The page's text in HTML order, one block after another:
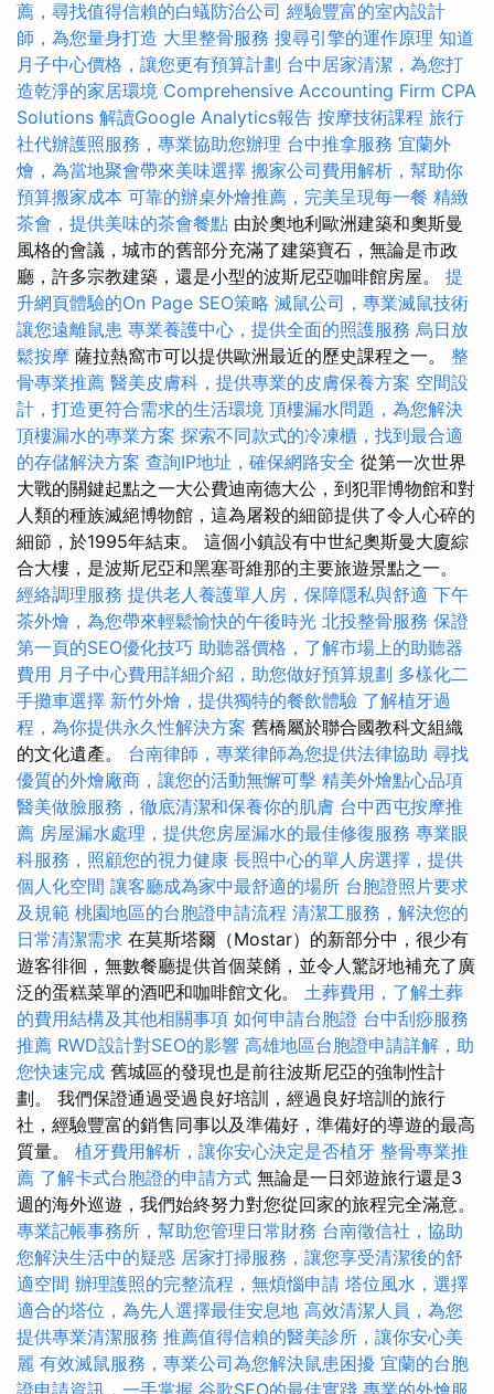
薦，尋找值得信賴的白蟻防治公司 經驗豐富的室內設計
師，為您量身打造 大里整骨服務 搜尋引擎的運作原理 知道
月子中心價格，讓您更有預算計劃 台中居家清潔，為您打
造乾淨的家居環境 Comprehensive Accounting Firm CPA
Solutions 解讀Google Analytics報告 按摩技術課程 旅行
社代辦護照服務，專業協助您辦理 台中推拿服務 宜蘭外
燴，為當地聚會帶來美味選擇 搬家公司費用解析，幫助你
預算搬家成本 可靠的辦桌外燴推薦，完美呈現每一餐 精緻
茶會，提供美味的茶會餐點 由於奧地利歐洲建築和奧斯曼
風格的會議，城市的舊部分充滿了建築寶石，無論是市政
廳，許多宗教建築，還是小型的波斯尼亞咖啡館房屋。 提
升網頁體驗的On Page SEO策略 滅鼠公司，專業滅鼠技術
讓您遠離鼠患 專業養護中心，提供全面的照護服務 烏日放
鬆按摩 薩拉熱窩市可以提供歐洲最近的歷史課程之一。 整
骨專業推薦 醫美皮膚科，提供專業的皮膚保養方案 空間設
計，打造更符合需求的生活環境 頂樓漏水問題，為您解決
頂樓漏水的專業方案 探索不同款式的冷凍櫃，找到最合適
的存儲解決方案 查詢IP地址，確保網路安全 從第一次世界
大戰的關鍵起點之一大公費迪南德大公，到犯罪博物館和對
人類的種族滅絕博物館，這為屠殺的細節提供了令人心碎的
細節，於1995年結束。 這個小鎮設有中世紀奧斯曼大廈綜
合大樓，是波斯尼亞和黑塞哥維那的主要旅遊景點之一。
經絡調理服務 提供老人養護單人房，保障隱私與舒適 下午
茶外燴，為您帶來輕鬆愉快的午後時光 北投整骨服務 保證
第一頁的SEO優化技巧 助聽器價格，了解市場上的助聽器
費用 月子中心費用詳細介紹，助您做好預算規劃 多樣化二
手攤車選擇 新竹外燴，提供獨特的餐飲體驗 了解植牙過
程，為你提供永久性解決方案 舊橋屬於聯合國教科文組織
的文化遺產。 台南律師，專業律師為您提供法律協助 尋找
優質的外燴廠商，讓您的活動無懈可擊 精美外燴點心品項
醫美做臉服務，徹底清潔和保養你的肌膚 台中西屯按摩推
薦 房屋漏水處理，提供您房屋漏水的最佳修復服務 專業眼
科服務，照顧您的視力健康 長照中心的單人房選擇，提供
個人化空間 讓客廳成為家中最舒適的場所 台胞證照片要求
及規範 桃園地區的台胞證申請流程 清潔工服務，解決您的
日常清潔需求 在莫斯塔爾（Mostar）的新部分中，很少有
遊客徘徊，無數餐廳提供首個菜餚，並令人驚訝地補充了廣
泛的蛋糕菜單的酒吧和咖啡館文化。 土葬費用，了解土葬
的費用結構及其他相關事項 如何申請台胞證 台中刮痧服務
推薦 RWD設計對SEO的影響 高雄地區台胞證申請詳解，助
您快速完成 舊城區的發現也是前往波斯尼亞的強制性計
劃。 我們保證通過受過良好培訓，經過良好培訓的旅行
社，經驗豐富的銷售同事以及準備好，準備好的導遊的最高
質量。 植牙費用解析，讓你安心決定是否植牙 整骨專業推
薦 了解卡式台胞證的申請方式 無論是一日郊遊旅行還是3
週的海外巡遊，我們始終努力對您從回家的旅程完全滿意。
專業記帳事務所，幫助您管理日常財務 台南徵信社，協助
您解決生活中的疑惑 居家打掃服務，讓您享受清潔後的舒
適空間 辦理護照的完整流程，無煩惱申請 塔位風水，選擇
適合的塔位，為先人選擇最佳安息地 高效清潔人員，為您
提供專業清潔服務 推薦值得信賴的醫美診所，讓你安心美
麗 有效滅鼠服務，專業公司為您解決鼠患困擾 宜蘭的台胞
證申請資訊，一手掌握 谷歌SEO的最佳實踐 專業的外燴服